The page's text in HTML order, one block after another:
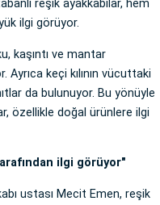
reşik ayakkabılar, hem
ilgi görüyor.
kaşıntı ve mantar
keçi kılının vücuttaki
da bulunuyor. Bu yönüyle
özellikle doğal ürünlere ilgi
ilgi görüyor"
ustası Mecit Emen, reşik